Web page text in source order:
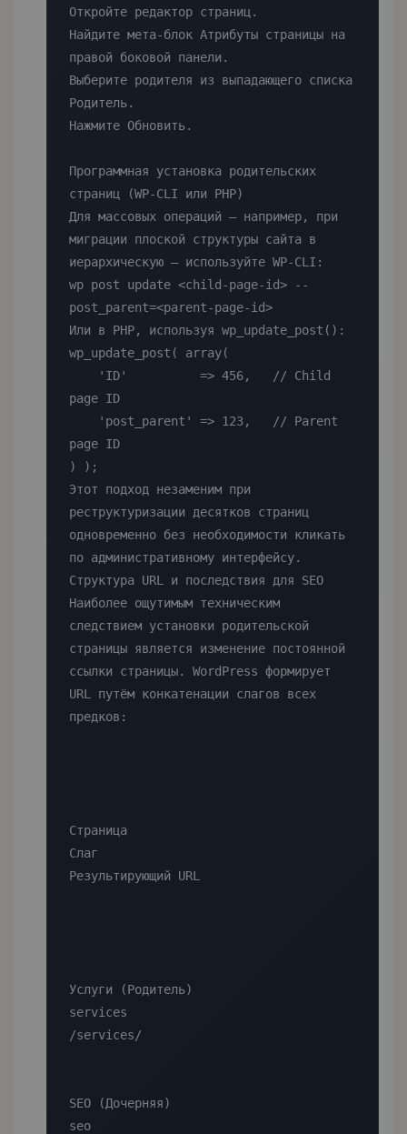
Откройте редактор страниц.
Найдите мета-блок Атрибуты страницы на
правой боковой панели.
Выберите родителя из выпадающего списка
Родитель.
Нажмите Обновить.
Программная установка родительских
страниц (WP-CLI или PHP)
Для массовых операций — например, при
миграции плоской структуры сайта в
иерархическую — используйте WP-CLI:
wp post update <child-page-id> --
post_parent=<parent-page-id>
Или в PHP, используя wp_update_post():
wp_update_post( array(
page ID
page ID
) );
Этот подход незаменим при
реструктуризации десятков страниц
одновременно без необходимости кликать
по административному интерфейсу.
Структура URL и последствия для SEO
Наиболее ощутимым техническим
следствием установки родительской
страницы является изменение постоянной
ссылки страницы. WordPress формирует
URL путём конкатенации слагов всех
предков:
Страница
Слаг
Результирующий URL
Услуги (Родитель)
services
/services/
SEO (Дочерняя)
seo